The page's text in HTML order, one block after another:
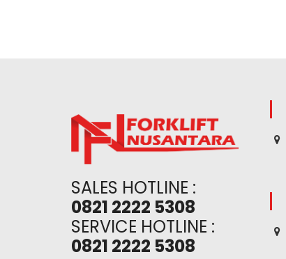
SALES HOTLINE :
0821 2222 5308
SERVICE HOTLINE :
0821 2222 5308